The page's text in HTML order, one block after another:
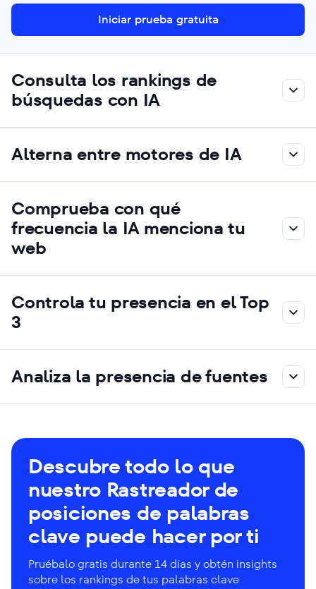
Iniciar prueba gratuita
Consulta los rankings de
búsquedas con IA
Alterna entre motores de IA
Comprueba con qué
frecuencia la IA menciona tu
web
Controla tu presencia en el Top
3
Analiza la presencia de fuentes
Descubre todo lo que
nuestro Rastreador de
posiciones de palabras
clave puede hacer por ti
Pruébalo gratis durante 14 días y obtén insights
sobre los rankings de tus palabras clave